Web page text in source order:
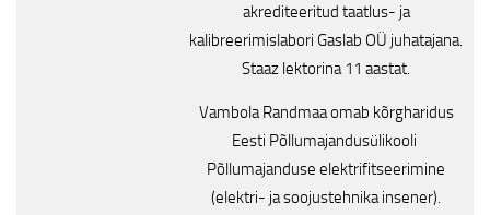
akrediteeritud taatlus- ja
kalibreerimislabori Gaslab OÜ juhatajana.
Staaz lektorina 11 aastat.
Vambola Randmaa omab kõrgharidus
Eesti Põllumajandusülikooli
Põllumajanduse elektrifitseerimine
(elektri- ja soojustehnika insener).